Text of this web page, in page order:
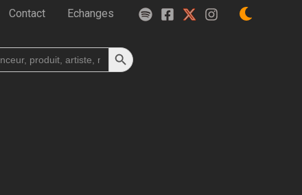
Contact Echanges
Search Button